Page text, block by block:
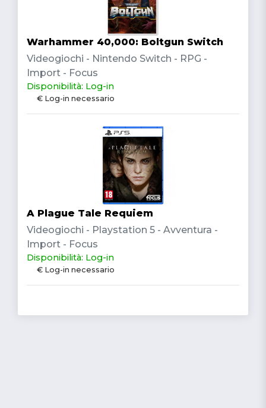
Warhammer 40,000: Boltgun Switch
Videogiochi - Nintendo Switch - RPG -
Import - Focus
Disponibilità: Log-in
€ Log-in necessario
A Plague Tale Requiem
Videogiochi - Playstation 5 - Avventura -
Import - Focus
Disponibilità: Log-in
€ Log-in necessario